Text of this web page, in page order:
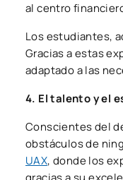
al centro
Los estudiantes,
Gracias a estas
adaptado a las
4. El talento y el
Conscientes del
obstáculos de
UAX, donde los